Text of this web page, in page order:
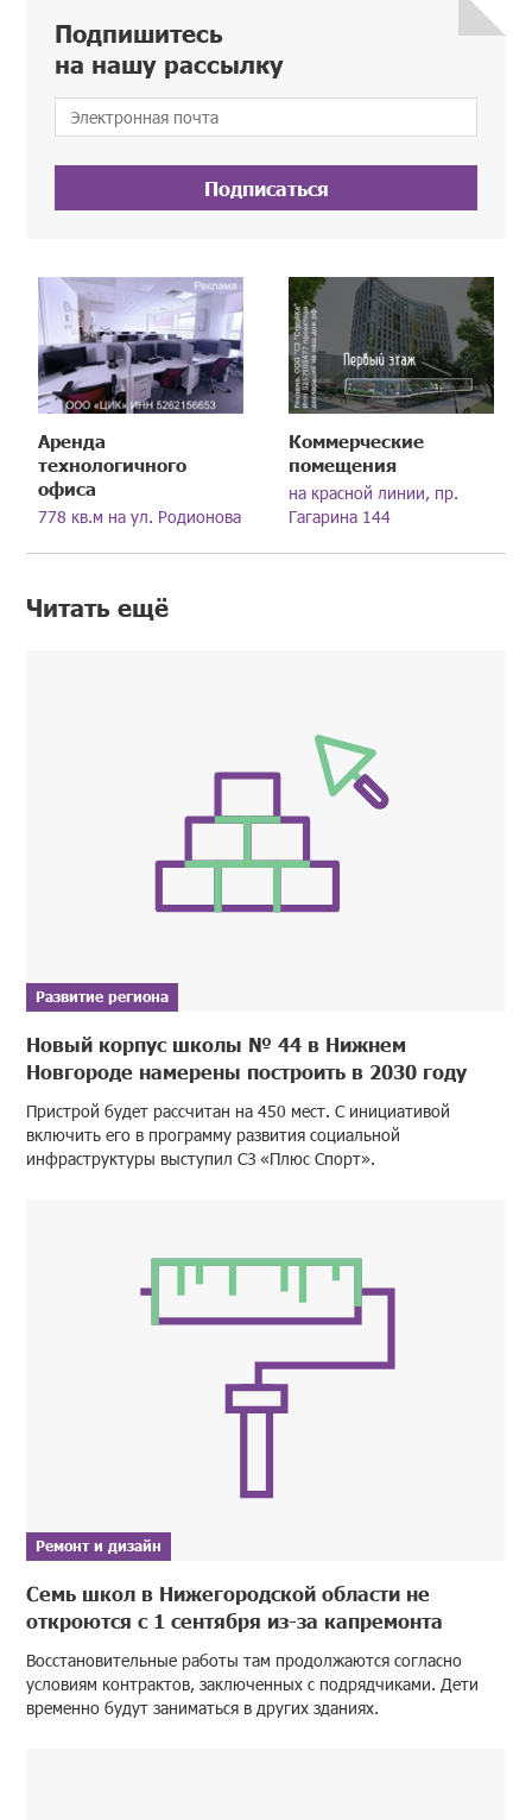
Подпишитесь
на нашу рассылку
Подписаться
Аренда
технологичного
офиса
778 кв.м на ул. Родионова
Коммерческие
помещения
на красной линии, пр.
Гагарина 144
Читать ещё
Развитие региона
Новый корпус школы № 44 в Нижнем
Новгороде намерены построить в 2030 году
Пристрой будет рассчитан на 450 мест. С инициативой
включить его в программу развития социальной
инфраструктуры выступил СЗ «Плюс Спорт».
Ремонт и дизайн
Семь школ в Нижегородской области не
откроются с 1 сентября из-за капремонта
Восстановительные работы там продолжаются согласно
условиям контрактов, заключенных с подрядчиками. Дети
временно будут заниматься в других зданиях.